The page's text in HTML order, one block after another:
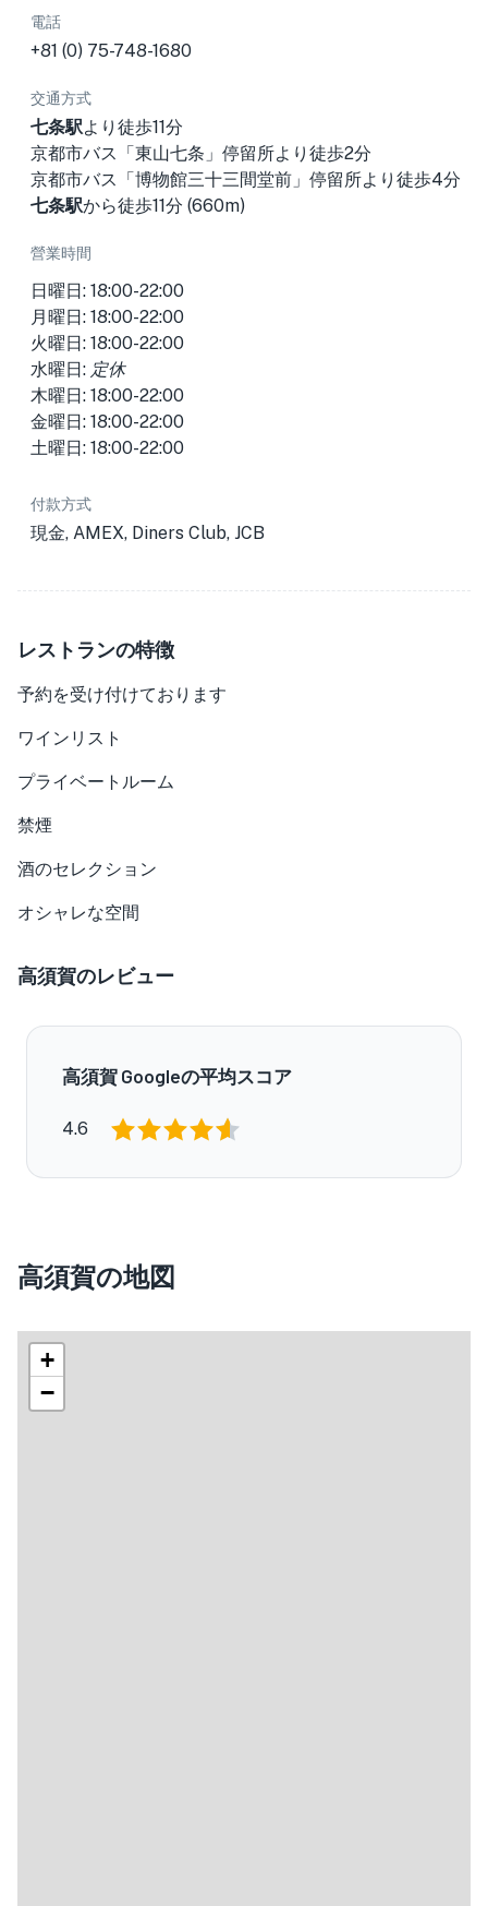
電話
+81 (0) 75-748-1680
交通方式
七条駅より徒歩11分
京都市バス「東山七条」停留所より徒歩2分
京都市バス「博物館三十三間堂前」停留所より徒歩4分
七条駅から徒歩11分 (660m)
營業時間
日曜日: 18:00-22:00
月曜日: 18:00-22:00
火曜日: 18:00-22:00
水曜日: 定休
木曜日: 18:00-22:00
金曜日: 18:00-22:00
土曜日: 18:00-22:00
付款方式
現金, AMEX, Diners Club, JCB
レストランの特徴
予約を受け付けております
ワインリスト
プライベートルーム
禁煙
酒のセレクション
オシャレな空間
高須賀のレビュー
高須賀 Googleの平均スコア
4.6
高須賀の地図
+
−